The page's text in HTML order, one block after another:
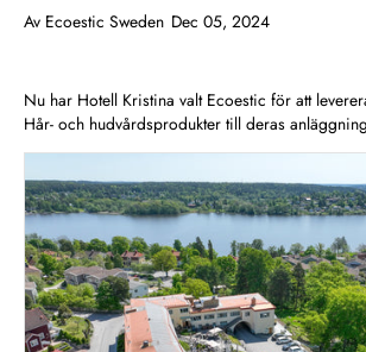
Av Ecoestic Sweden Dec 05, 2024
Nu har Hotell Kristina valt Ecoestic för att
Hår- och hudvårdsprodukter till deras